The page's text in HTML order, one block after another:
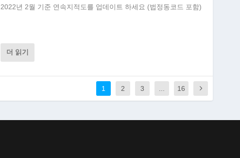
2022년 2월 기준 연속지적도를 업데이트 하세요 (법정동코드 포함)
더 읽기
1 2 3 16